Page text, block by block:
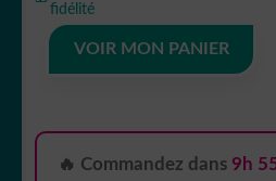
félix
chat
fidélité
VOIR MON PANIER
🔥 Commandez dans 9h